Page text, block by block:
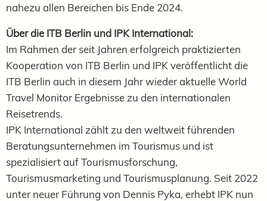
nahezu allen Bereichen bis Ende 2024.
Über die ITB Berlin und IPK International:
Im Rahmen der seit Jahren erfolgreich praktizierten
Kooperation von ITB Berlin und IPK veröffentlicht die
ITB Berlin auch in diesem Jahr wieder aktuelle World
Travel Monitor Ergebnisse zu den internationalen
Reisetrends.
IPK International zählt zu den weltweit führenden
Beratungsunternehmen im Tourismus und ist
spezialisiert auf Tourismusforschung,
Tourismusmarketing und Tourismusplanung. Seit 2022
unter neuer Führung von Dennis Pyka, erhebt IPK nun